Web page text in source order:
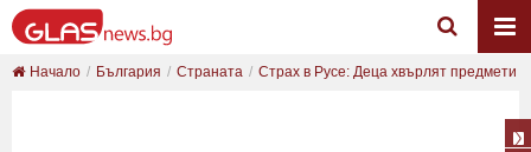
Начало България Страната Страх в Русе: Деца хвърлят предмети